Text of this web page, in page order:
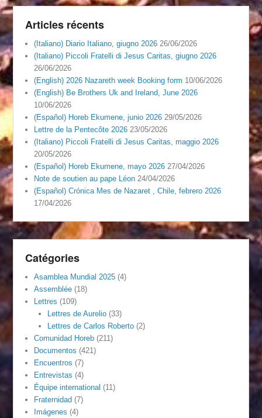
Articles récents
(Italiano) Diario Italiano, giugno 2026 26/06/2026
(Italiano) Piccoli Fratelli di Jesus Caritas, giugno 2026
26/06/2026
(English) 2026 Nazareth week Booking form 10/06/2026
(English) Be Brothers Uk and Ireland, June 2026
10/06/2026
(Español) Horeb Ekumene, junio 2026 29/05/2026
Lettre de la Pentecôte 2026 23/05/2026
(Italiano) Piccoli Fratelli di Jesus Caritas, maggio 2026
20/05/2026
(Español) Horeb Ekumene, mayo 2026 27/04/2026
Note de soutien au pape Léon 24/04/2026
(Español) Crónica Mes de Nazaret , Chile, febrero 2026
17/04/2026
Catégories
Asamblea Mundial 2025 (4)
Assemblée (18)
Lettres (109)
Lettres de Aurelio(33)
Lettres de Carlos Roberto(2)
Comunidad Horeb (211)
Documentos (421)
Encuentros (7)
Entrevistas (4)
Équipe international (11)
Fraternidad (7)
Imágenes (4)